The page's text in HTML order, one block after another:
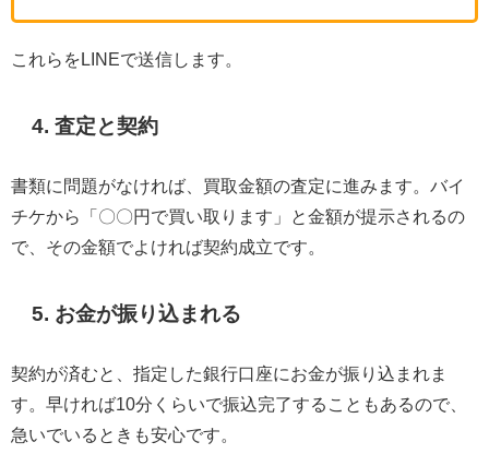
これらをLINEで送信します。
4. 査定と契約
書類に問題がなければ、買取金額の査定に進みます。バイ
チケから「〇〇円で買い取ります」と金額が提示されるの
で、その金額でよければ契約成立です。
5. お金が振り込まれる
契約が済むと、指定した銀行口座にお金が振り込まれま
す。早ければ10分くらいで振込完了することもあるので、
急いでいるときも安心です。